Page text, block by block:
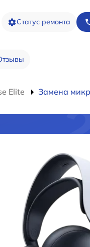
Статус ремонта
Elite Замена